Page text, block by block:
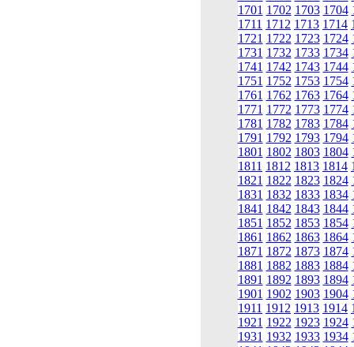
1701 1702 1703 1704
1711 1712 1713 1714
1721 1722 1723 1724
1731 1732 1733 1734
1741 1742 1743 1744
1751 1752 1753 1754
1761 1762 1763 1764
1771 1772 1773 1774
1781 1782 1783 1784
1791 1792 1793 1794
1801 1802 1803 1804
1811 1812 1813 1814
1821 1822 1823 1824
1831 1832 1833 1834
1841 1842 1843 1844
1851 1852 1853 1854
1861 1862 1863 1864
1871 1872 1873 1874
1881 1882 1883 1884
1891 1892 1893 1894
1901 1902 1903 1904
1911 1912 1913 1914
1921 1922 1923 1924
1931 1932 1933 1934